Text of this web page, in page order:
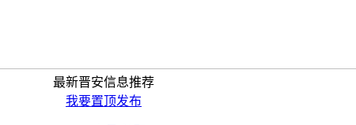
最新晋安信息推荐
我要置顶发布